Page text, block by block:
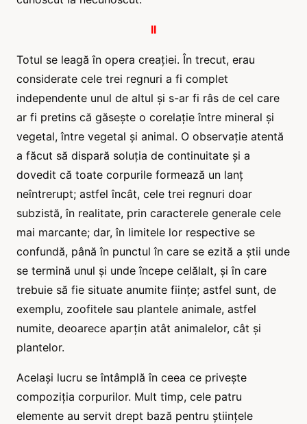
II
Totul se leagă în opera creației. În trecut, erau
considerate cele trei regnuri a fi complet
independente unul de altul și s-ar fi râs de cel care
ar fi pretins că găsește o corelație între mineral și
vegetal, între vegetal și animal. O observație atentă
a făcut să dispară soluția de continuitate și a
dovedit că toate corpurile formează un lanț
neîntrerupt; astfel încât, cele trei regnuri doar
subzistă, în realitate, prin caracterele generale cele
mai marcante; dar, în limitele lor respective se
confundă, până în punctul în care se ezită a știi unde
se termină unul și unde începe celălalt, și în care
trebuie să fie situate anumite ființe; astfel sunt, de
exemplu, zoofitele sau plantele animale, astfel
numite, deoarece aparțin atât animalelor, cât și
plantelor.
Același lucru se întâmplă în ceea ce privește
compoziția corpurilor. Mult timp, cele patru
elemente au servit drept bază pentru științele